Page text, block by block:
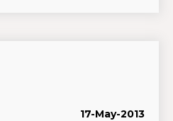
17-May-2013